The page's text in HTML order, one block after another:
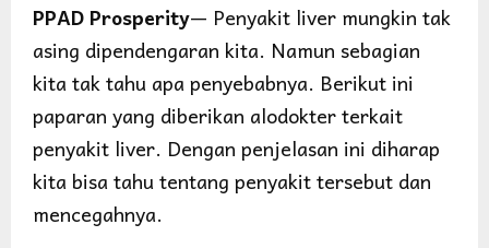
PPAD Prosperity— Penyakit liver mungkin tak
asing dipendengaran kita. Namun sebagian
kita tak tahu apa penyebabnya. Berikut ini
paparan yang diberikan alodokter terkait
penyakit liver. Dengan penjelasan ini diharap
kita bisa tahu tentang penyakit tersebut dan
mencegahnya.